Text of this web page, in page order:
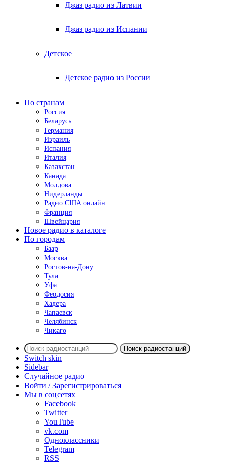
Джаз радио из Латвии
Джаз радио из Испании
Детское
Детское радио из России
По странам
Россия
Беларусь
Германия
Израиль
Испания
Италия
Казахстан
Канада
Молдова
Нидерланды
Радио США онлайн
Франция
Швейцария
Новое радио в каталоге
По городам
Баар
Москва
Ростов-на-Дону
Тула
Уфа
Феодосия
Хадера
Чапаевск
Челябинск
Чикаго
Поиск радиостанций
Switch skin
Sidebar
Случайное радио
Войти / Зарегистрироваться
Мы в соцсетях
Facebook
Twitter
YouTube
vk.com
Одноклассники
Telegram
RSS